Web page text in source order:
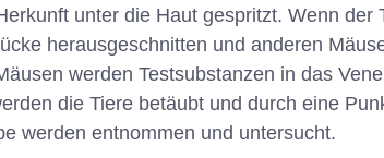
unter die Haut gespritzt. Wenn der
herausgeschnitten und anderen
werden Testsubstanzen in das
die Tiere betäubt und durch eine
werden entnommen und untersucht.